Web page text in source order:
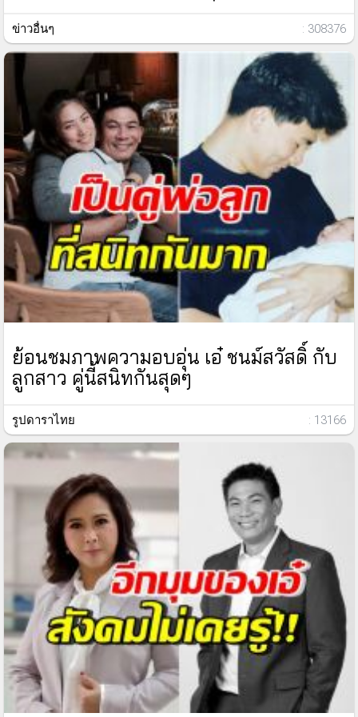
ข่าวอื่นๆ : 308376
ย้อนชมภาพความอบอุ่น เอ๋ ชนม์สวัสดิ์ กับ
ลูกสาว คู่นี้สนิทกันสุดๆ
รูปดาราไทย : 13166